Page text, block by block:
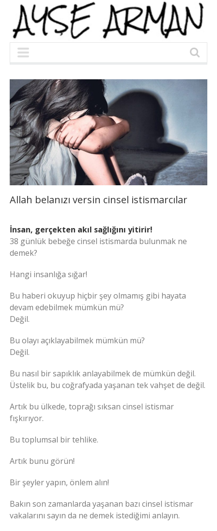
Allah belanızı versin cinsel istismarcılar
İnsan, gerçekten akıl sağlığını yitirir!
38 günlük bebeğe cinsel istismarda bulunmak ne
demek?
Hangi insanlığa sığar!
Bu haberi okuyup hiçbir şey olmamış gibi hayata
devam edebilmek mümkün mü?
Değil.
Bu olayı açıklayabilmek mümkün mü?
Değil.
Bu nasıl bir sapıklık anlayabilmek de mümkün değil.
Üstelik bu, bu coğrafyada yaşanan tek vahşet de değil.
Artık bu ülkede, toprağı sıksan cinsel istismar
fışkırıyor.
Bu toplumsal bir tehlike.
Artık bunu görün!
Bir şeyler yapın, önlem alın!
Bakın son zamanlarda yaşanan bazı cinsel istismar
vakalarını sayın da ne demek istediğimi anlayın.